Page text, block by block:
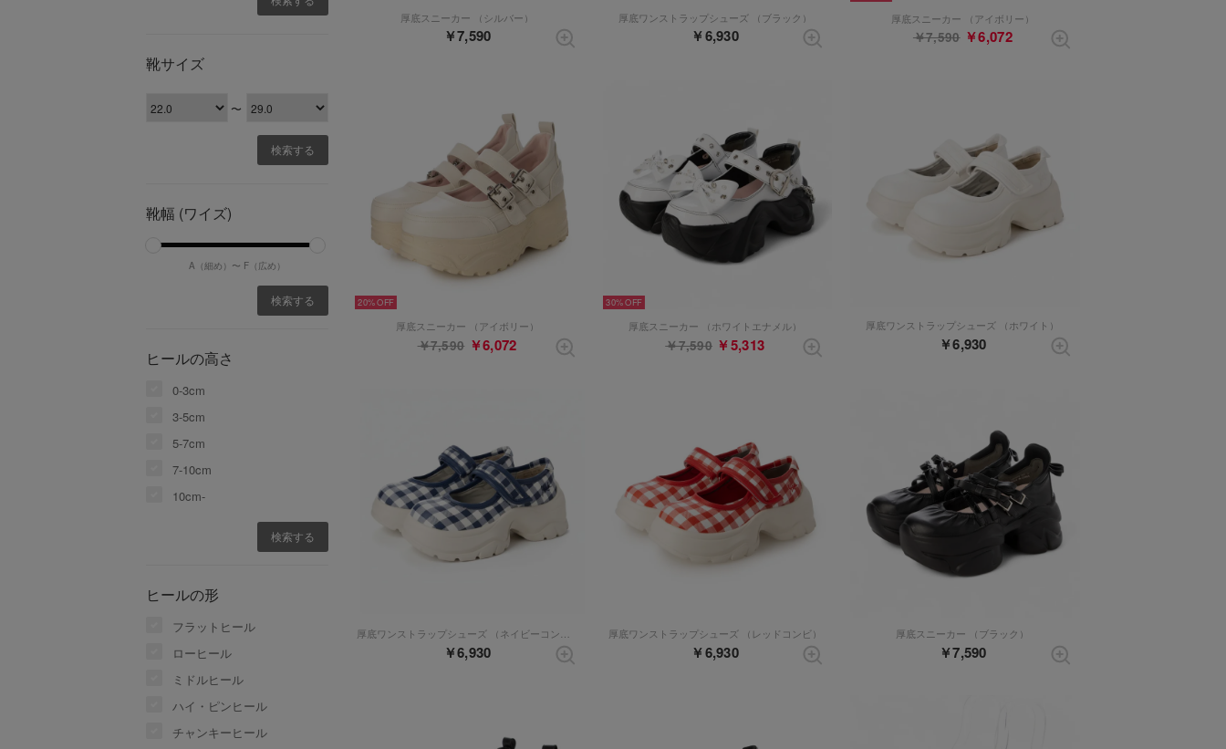
靴サイズ
〜
靴幅 (ワイズ)
A（細め）〜 F（広め）
ヒールの高さ
0-3cm
3-5cm
5-7cm
7-10cm
10cm-
ヒールの形
フラットヒール
ローヒール
ミドルヒール
ハイ・ピンヒール
チャンキーヒール
厚底スニーカー （シルバー）
￥7,590
厚底ワンストラップシューズ （ブラック）
￥6,930
厚底スニーカー （アイボリー）
￥7,590 ￥6,072
20%
厚底スニーカー （アイボリー）
￥7,590 ￥6,072
30%
厚底スニーカー （ホワイトエナメル）
￥7,590 ￥5,313
厚底ワンストラップシューズ （ホワイト）
￥6,930
￥6,930
厚底ワンストラップシューズ （レッドコンビ）
￥6,930
厚底スニーカー （ブラック）
￥7,590